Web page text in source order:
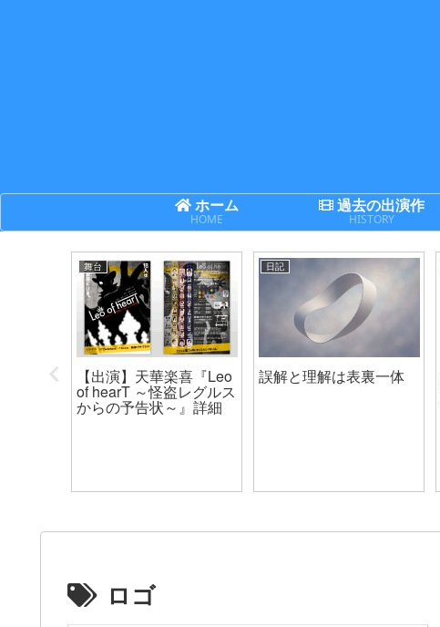
ホーム
HOME
過去の出演作
HISTORY
世代機
舞台
【出演】天華楽喜『Leo
of hearT ～怪盗レグルス
からの予告状～』詳細
日記
誤解と理解は表裏一体
ロゴ